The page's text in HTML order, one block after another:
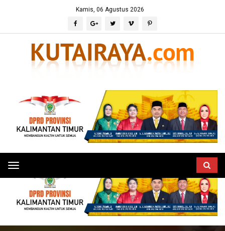
Kamis, 06 Agustus 2026
Toggle
navigation